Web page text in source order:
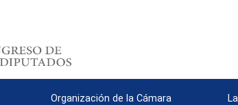
Organización de la Cámara